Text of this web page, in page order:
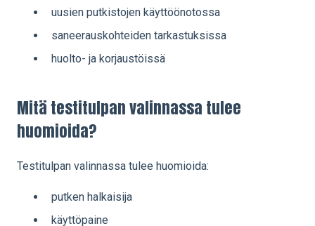
uusien putkistojen käyttöönotossa
saneerauskohteiden tarkastuksissa
huolto- ja korjaustöissä
Mitä testitulpan valinnassa tulee
huomioida?
Testitulpan valinnassa tulee huomioida:
putken halkaisija
käyttöpaine